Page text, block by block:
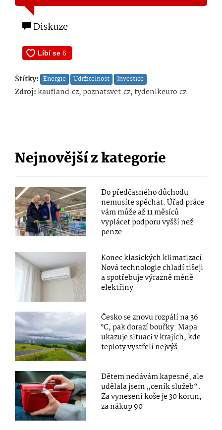
Diskuze
Štítky: Energie Udržitelnost Investice
Zdroj:kaufland.cz, poznatsvet.cz, tydenikeuro.cz
Nejnovější z kategorie
Do předčasného důchodu
nemusíte spěchat. Úřad práce
vám může až 11 měsíců
vyplácet podporu vyšší než
penze
Konec klasických klimatizací:
Nová technologie chladí tišeji
a spotřebuje výrazně méně
elektřiny
Česko se znovu rozpálí na 36
°C, pak dorazí bouřky. Mapa
ukazuje situaci v krajích, kde
teploty vystřelí nejvýš
Dětem nedávám kapesné, ale
udělala jsem „ceník služeb“.
Za vynesení koše je 30 korun,
za nákup 90